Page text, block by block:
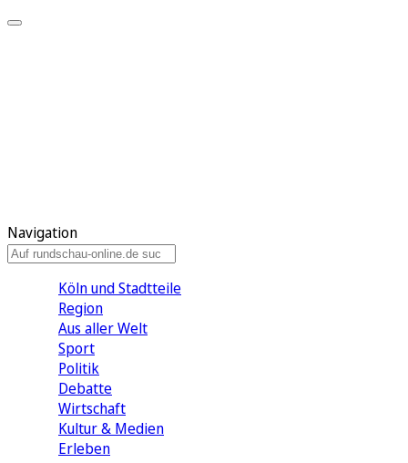
Navigation
Köln und Stadtteile
Region
Aus aller Welt
Sport
Politik
Debatte
Wirtschaft
Kultur & Medien
Erleben